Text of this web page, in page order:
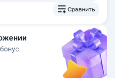
Сравнить